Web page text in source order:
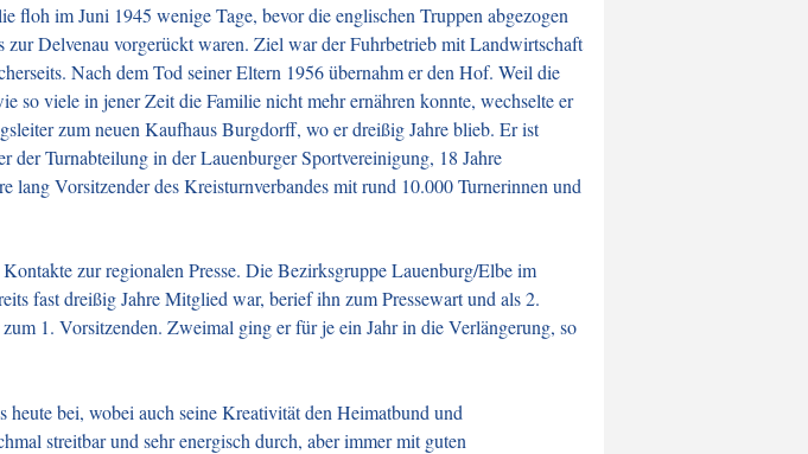
floh im Juni 1945 wenige Tage, bevor dieenglischen Truppen abgezogen
zur Delvenau vorgerückt waren. Ziel war der Fuhrbetrieb mit Landwirtschaft
Nach dem Tod seiner Eltern 1956 übernahm er den Hof. Weil die
so viele in jener Zeit die Familie nicht mehr ernähren konnte, wechselte er
zum neuen Kaufhaus Burgdorff, wo er dreißig Jahre blieb. Er ist
der Turnabteilung in der Lauenburger Sportvereinigung, 18 Jahre
lang Vorsitzender des Kreisturnverbandes mit rund 10.000 Turnerinnen und
zur regionalen Presse. Die Bezirksgruppe Lauenburg/Elbe im
fast dreißig Jahre Mitglied war, berief ihn zum Pressewart und als 2.
1. Vorsitzenden. Zweimal ging er für je ein Jahr in die Verlängerung, so
bei, wobei auch seine Kreativität den Heimatbund und
streitbar und sehr energisch durch, aber immer mit guten